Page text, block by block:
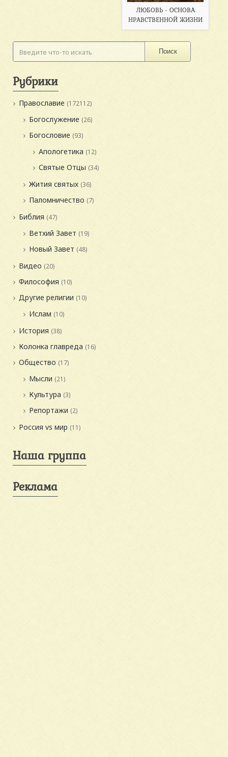
ЛЮБОВЬ - ОСНОВА
НРАВСТВЕННОЙ ЖИЗНИ
Поиск
Рубрики
Православие (172112)
Богослужение (26)
Богословие (93)
Апологетика (12)
Святые Отцы (34)
Жития святых (36)
Паломничество (7)
Библия (47)
Ветхий Завет (19)
Новый Завет (48)
Видео (20)
Философия (10)
Другие религии (10)
Ислам (10)
История (38)
Колонка главреда (16)
Общество (17)
Мысли (21)
Культура (3)
Репортажи (2)
Россия vs мир (11)
Наша группа
Реклама